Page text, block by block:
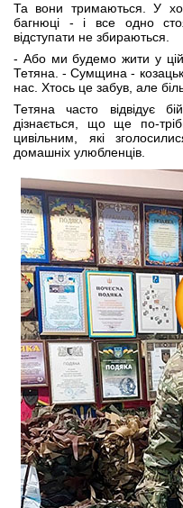
Та вони тримаються. У
багнюці - і все одно
відступати не збираються.
- Або ми будемо жити у
Тетяна. - Сумщина -
нас. Хтось це забув, але
Тетяна часто відвідує
дізнається, що ще по-
цивільним, які
домашніх улюбленців.